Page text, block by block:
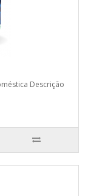
Descrição